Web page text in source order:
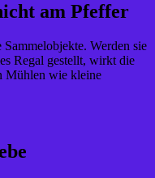
am Pfeffer
Werden sie
Regal gestellt, wirkt die
Mühlen wie kleine